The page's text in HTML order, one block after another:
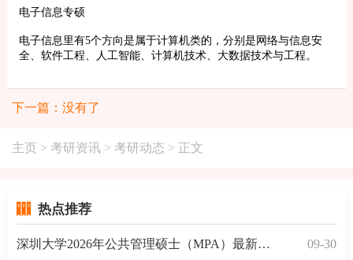
电子信息专硕
电子信息里有5个方向是属于计算机类的，分别是网络与信息安
全、软件工程、人工智能、计算机技术、大数据技术与工程。
下一篇：没有了
主页 > 考研资讯> 考研动态 > 正文
热点推荐
深圳大学2026年公共管理硕士（MPA）最新招生信息 09-30